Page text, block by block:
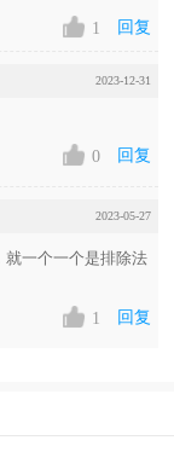
1
回复
2023-12-31
0
回复
2023-05-27
就一个一个是排除法
1
回复